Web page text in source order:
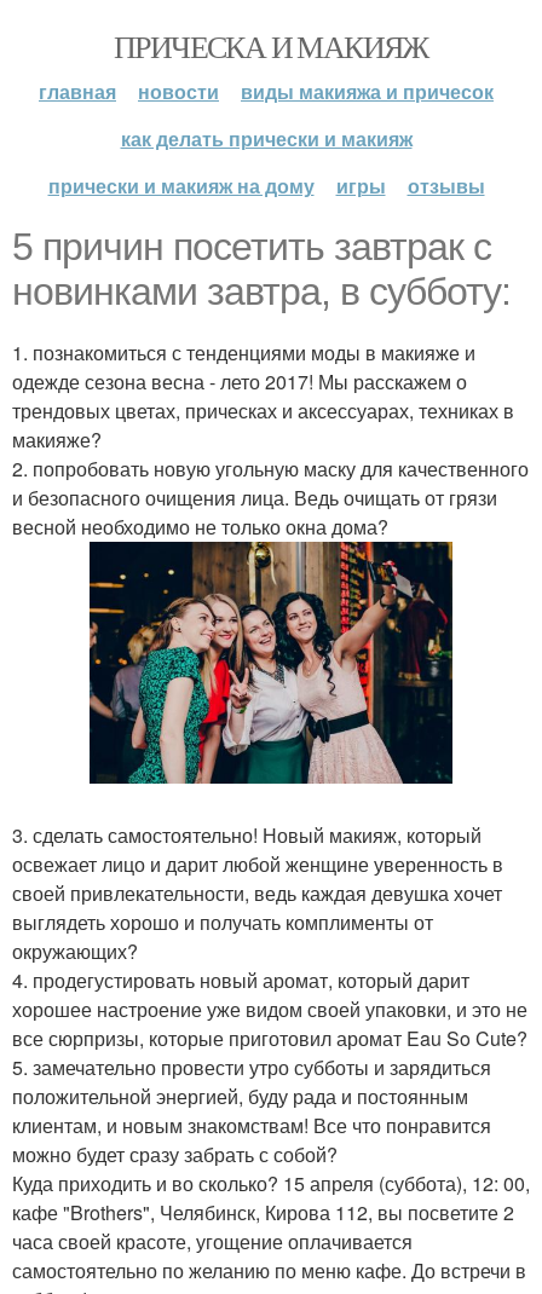
ПРИЧЕСКА И МАКИЯЖ
главная новости
виды макияжа и причесок
как делать прически и макияж
прически и макияж на дому
игры отзывы
5 причин посетить завтрак с
новинками завтра, в субботу:
1. познакомиться с тенденциями моды в макияже и
одежде сезона весна - лето 2017! Мы расскажем о
трендовых цветах, прическах и аксессуарах, техниках в
макияже?
2. попробовать новую угольную маску для качественного
и безопасного очищения лица. Ведь очищать от грязи
весной необходимо не только окна дома?
3. сделать самостоятельно! Новый макияж, который
освежает лицо и дарит любой женщине уверенность в
своей привлекательности, ведь каждая девушка хочет
выглядеть хорошо и получать комплименты от
окружающих?
4. продегустировать новый аромат, который дарит
хорошее настроение уже видом своей упаковки, и это не
все сюрпризы, которые приготовил аромат Eau So Cute?
5. замечательно провести утро субботы и зарядиться
положительной энергией, буду рада и постоянным
клиентам, и новым знакомствам! Все что понравится
можно будет сразу забрать с собой?
Куда приходить и во сколько? 15 апреля (суббота), 12: 00,
кафе "Brothers", Челябинск, Кирова 112, вы посветите 2
часа своей красоте, угощение оплачивается
самостоятельно по желанию по меню кафе. До встречи в